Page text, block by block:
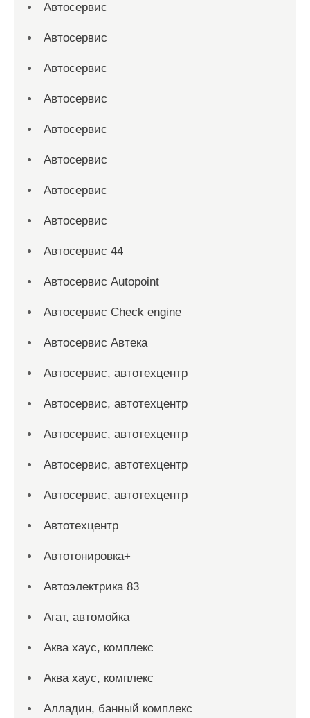
Автосервис
Автосервис
Автосервис
Автосервис
Автосервис
Автосервис
Автосервис
Автосервис
Автосервис 44
Автосервис Autopoint
Автосервис Check engine
Автосервис Автека
Автосервис, автотехцентр
Автосервис, автотехцентр
Автосервис, автотехцентр
Автосервис, автотехцентр
Автосервис, автотехцентр
Автотехцентр
Автотонировка+
Автоэлектрика 83
Агат, автомойка
Аква хаус, комплекс
Аква хаус, комплекс
Алладин, банный комплекс